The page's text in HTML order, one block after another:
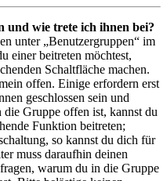
und wie trete ich ihnen bei?
unter „Benutzergruppen“ im
einer beitreten möchtest,
Schaltfläche machen.
offen. Einige erfordern erst
geschlossen sein und
die Gruppe offen ist, kannst du
Funktion beitreten;
so kannst du dich für
muss daraufhin deinen
warum du in die Gruppe